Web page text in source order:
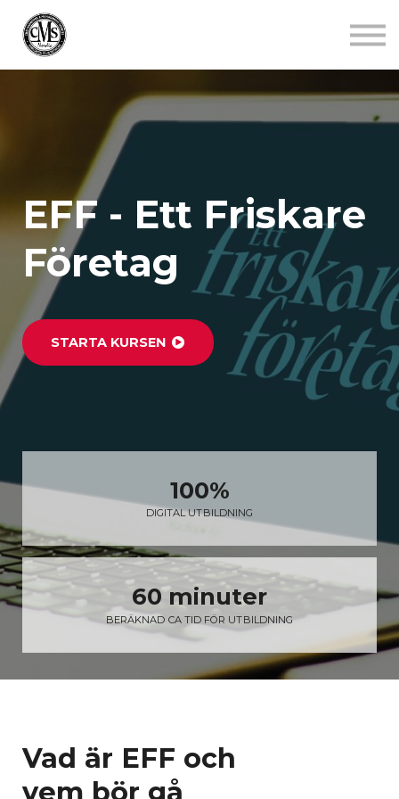
Aktuellt
Kontakt
Logga in
EFF - Ett Friskare
Företag
STARTA KURSEN
100%
DIGITAL UTBILDNING
60 minuter
BERÄKNAD CA TID FÖR UTBILDNING
Vad är EFF och
vem bör gå